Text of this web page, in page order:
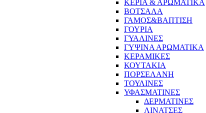
ΚΕΡΙΑ & ΑΡΩΜΑΤΙΚΑ
ΒΟΤΣΑΛΑ
ΓΑΜΟΣ&ΒΑΠΤΙΣΗ
ΓΟΥΡΙΑ
ΓΥΑΛΙΝΕΣ
ΓΥΨΙΝΑ ΑΡΩΜΑΤΙΚΑ
ΚΕΡΑΜΙΚΕΣ
ΚΟΥΤΑΚΙΑ
ΠΟΡΣΕΛΑΝΗ
ΤΟΥΛΙΝΕΣ
ΥΦΑΣΜΑΤΙΝΕΣ
ΔΕΡΜΑΤΙΝΕΣ
ΛΙΝΑΤΣΕΣ